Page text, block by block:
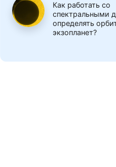
Как работать со
спектральными
определять
экзопланет?